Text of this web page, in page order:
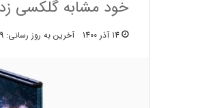
خود مشابه گلکسی
14 آذر 1400 آخرین به روز رسانی: 19 آذر 1400